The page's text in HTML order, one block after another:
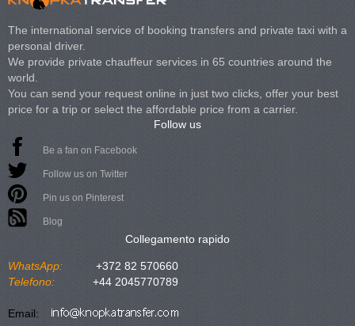
The international service of booking transfers and private taxi with a
personal driver.
We provide private chauffeur services in 65 countries around the
world.
You can send your request online in just two clicks, offer your best
price for a trip or select the affordable price from a carrier.
Follow us
Be a fan on Facebook
Follow us on Twitter
Pin us on Pinterest
Blog
Collegamento rapido
WhatsApp:
+372 82 570660
Telefono:
+44 2045770789
Email: